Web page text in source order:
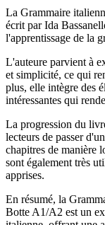
La Grammaire
écrit par Ida
l'apprentissage de la
L'auteure parvient à
et simplicité, ce qui
plus, elle intègre des
intéressantes qui
La progression du
lecteurs de passer
chapitres de manière
sont également très
apprises.
En résumé, la
Botte A1/A2 est un